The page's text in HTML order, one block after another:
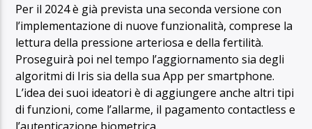
Per il 2024 è già prevista una seconda versione con
l’implementazione di nuove funzionalità, comprese la
lettura della pressione arteriosa e della fertilità.
Proseguirà poi nel tempo l’aggiornamento sia degli
algoritmi di Iris sia della sua App per smartphone.
L’idea dei suoi ideatori è di aggiungere anche altri tipi
di funzioni, come l’allarme, il pagamento contactless e